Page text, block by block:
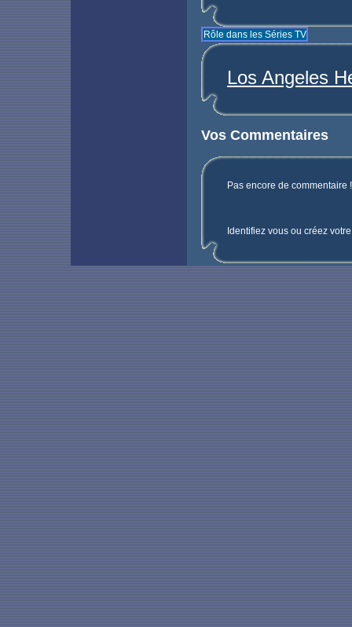
Rôle dans les Séries TV
Los Angeles
Vos Commentaires
Pas encore de commentaire
Identifiez vous ou créez